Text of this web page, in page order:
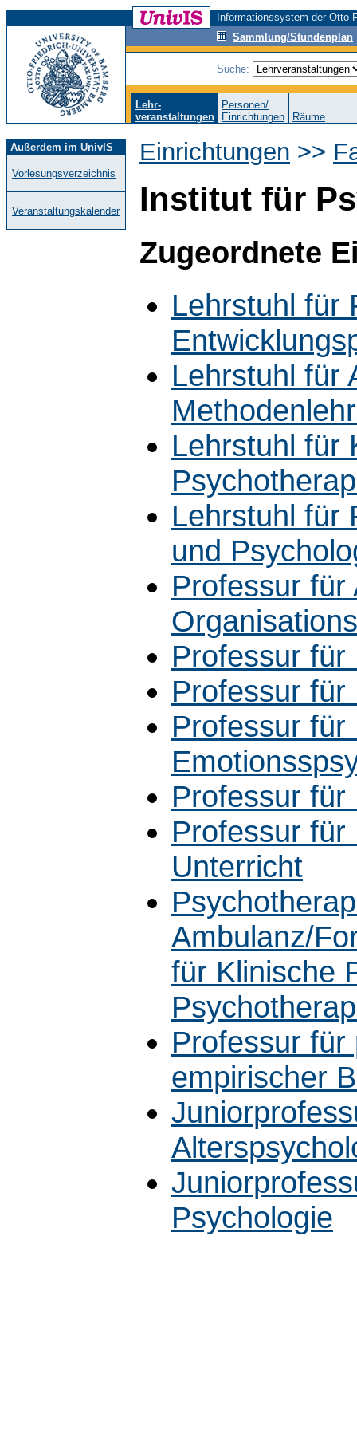
Informationssystem der
Sammlung/Stundenplan
Suche:
Lehr-
veranstaltungen
Personen/
Einrichtungen
Räume
Außerdem im UnivIS
Vorlesungsverzeichnis
Veranstaltungskalender
Einrichtungen >>
Institut für
Zugeordnete
Lehrstuhl für
Lehrstuhl für
Lehrstuhl für
Lehrstuhl für
und
Professur für
Professur für
Professur für
Professur für
Professur für
Professur für
Unterricht
Ambulanz/
für Klinische
Professur für
empirischer
Psychologie